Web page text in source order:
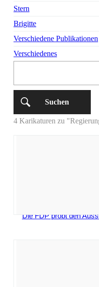
Stern
Brigitte
Verschiedene Publikationen
Verschiedenes
Suchen
4 Karikaturen zu
Die FDP probt den